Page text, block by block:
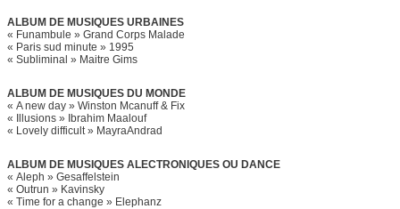
ALBUM DE MUSIQUES URBAINES
« Funambule » Grand Corps Malade
« Paris sud minute » 1995
« Subliminal » Maitre Gims
ALBUM DE MUSIQUES DU MONDE
« A new day » Winston Mcanuff & Fix
« Illusions » Ibrahim Maalouf
« Lovely difficult » MayraAndrad
ALBUM DE MUSIQUES ALECTRONIQUES OU DANCE
« Aleph » Gesaffelstein
« Outrun » Kavinsky
« Time for a change » Elephanz